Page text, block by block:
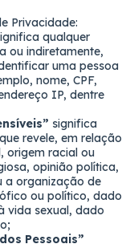
Privacidade:
qualquer
ou indiretamente,
uma pessoa
nome, CPF,
IP, dentre
significa
revele, em relação
origem racial ou
opinião política,
a organização de
ou político, dado
vida sexual, dado
Pessoais”